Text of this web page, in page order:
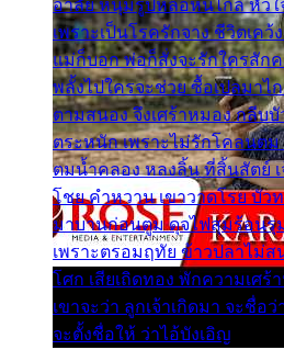
อาลัย หนุ่มรูปหล่อหนีไกล หัวใ
เพราะเป็นโรครักจาง ชีวิตเคว้
แม่ก็บอก พ่อก็สั่งจะรักใครสัก
พลั้งไปใครจะช่วย ซื้อเปลมาไ
ตามสนอง จึงเศร้าหมอง กลีบ
ตระหนัก เพราะไม่รักโคลนต
ตมน้ำคลอง หลงลิ้น ที่สิ้นสัตย์
โชย คำหวาน เขาวาดโรย บัว
มาบานก่อนตูม ดุจไฟสุมร้อนรุ
เพราะตรอมฤทัย ข้าวปลาไม่ส
โศก เสียเถิดทอง พักความเศร้
เขาจะว่า ลูกเจ้าเกิดมา จะชื่อ
จะตั้งชื่อให้ ว่าไอ้บังเอิญ